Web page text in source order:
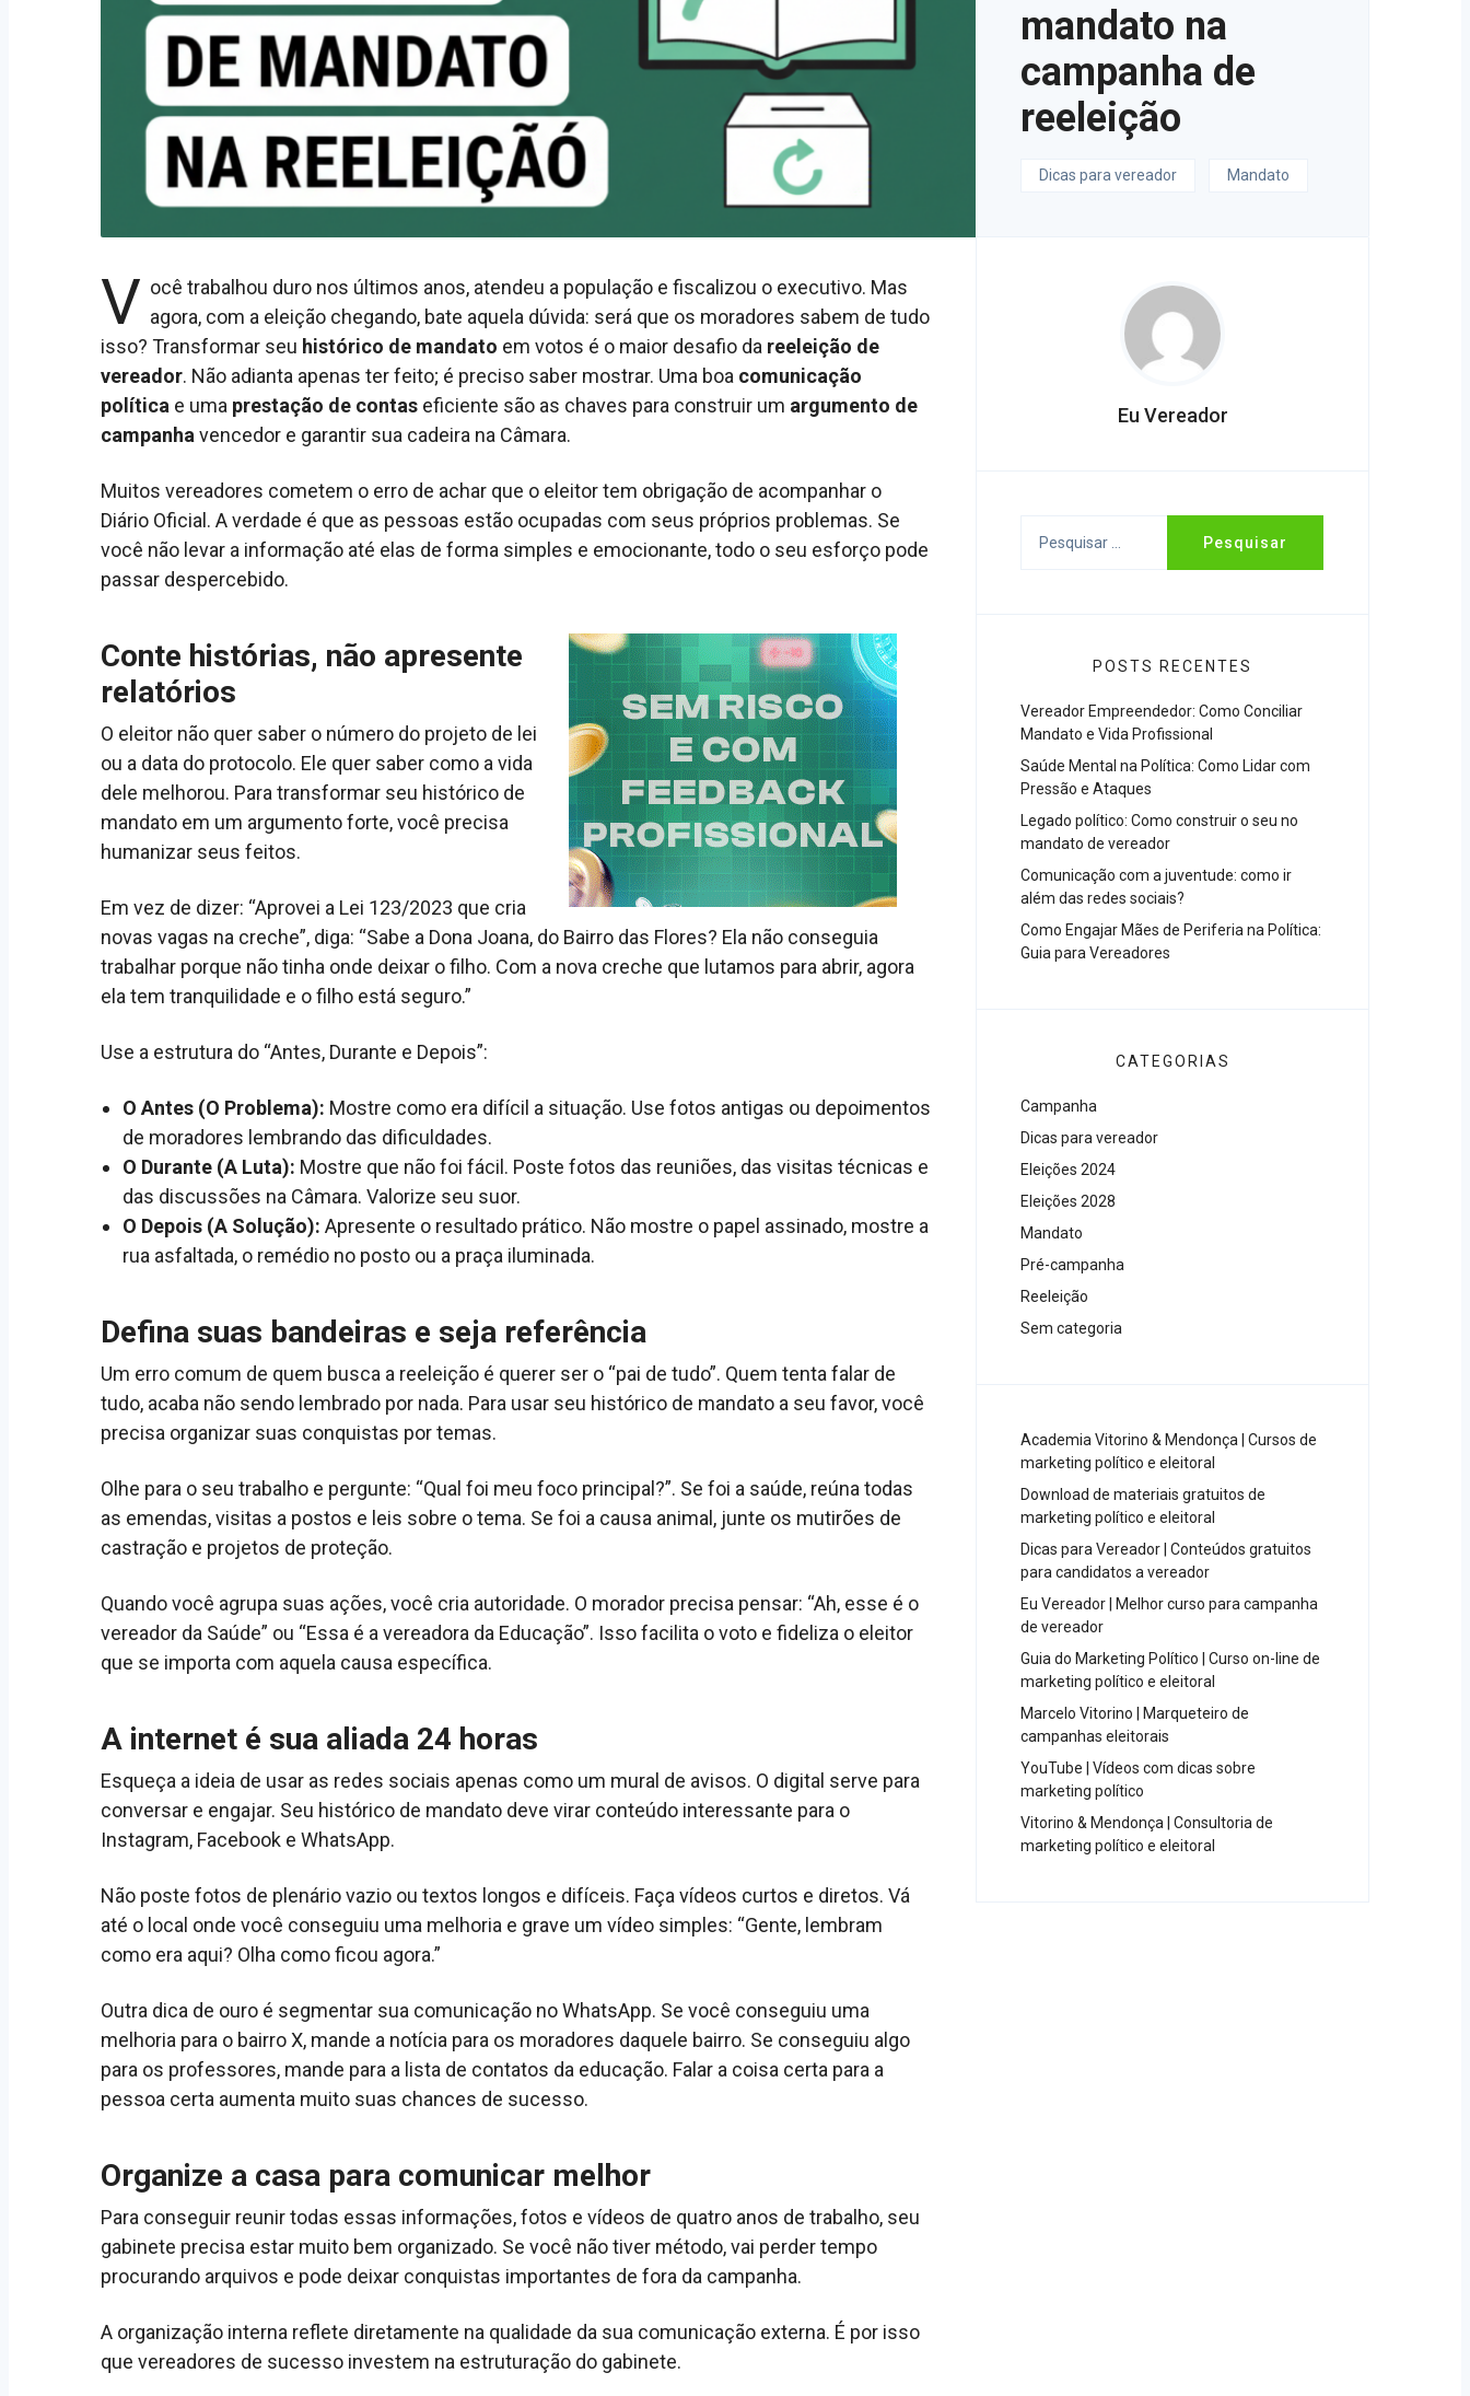
mandato na
campanha de
reeleição
Dicas para vereador Mandato
V ocê trabalhou duro nos últimos anos, atendeu a população e fiscalizou o executivo. Mas
agora, com a eleição chegando, bate aquela dúvida: será que os moradores sabem de tudo
isso? Transformar seu histórico de mandato em votos é o maior desafio da reeleição de
vereador. Não adianta apenas ter feito; é preciso saber mostrar. Uma boa comunicação
política e uma prestação de contas eficiente são as chaves para construir um argumento de
campanha vencedor e garantir sua cadeira na Câmara.
Muitos vereadores cometem o erro de achar que o eleitor tem obrigação de acompanhar o
Diário Oficial. A verdade é que as pessoas estão ocupadas com seus próprios problemas. Se
você não levar a informação até elas de forma simples e emocionante, todo o seu esforço pode
passar despercebido.
Conte histórias, não apresente
relatórios
O eleitor não quer saber o número do projeto de lei
ou a data do protocolo. Ele quer saber como a vida
dele melhorou. Para transformar seu histórico de
mandato em um argumento forte, você precisa
humanizar seus feitos.
Em vez de dizer: “Aprovei a Lei 123/2023 que cria
novas vagas na creche”, diga: “Sabe a Dona Joana, do Bairro das Flores? Ela não conseguia
trabalhar porque não tinha onde deixar o filho. Com a nova creche que lutamos para abrir, agora
ela tem tranquilidade e o filho está seguro.”
Use a estrutura do “Antes, Durante e Depois”:
O Antes (O Problema): Mostre como era difícil a situação. Use fotos antigas ou depoimentos
de moradores lembrando das dificuldades.
O Durante (A Luta): Mostre que não foi fácil. Poste fotos das reuniões, das visitas técnicas e
das discussões na Câmara. Valorize seu suor.
O Depois (A Solução): Apresente o resultado prático. Não mostre o papel assinado, mostre a
rua asfaltada, o remédio no posto ou a praça iluminada.
Defina suas bandeiras e seja referência
Um erro comum de quem busca a reeleição é querer ser o “pai de tudo”. Quem tenta falar de
tudo, acaba não sendo lembrado por nada. Para usar seu histórico de mandato a seu favor, você
precisa organizar suas conquistas por temas.
Olhe para o seu trabalho e pergunte: “Qual foi meu foco principal?”. Se foi a saúde, reúna todas
as emendas, visitas a postos e leis sobre o tema. Se foi a causa animal, junte os mutirões de
castração e projetos de proteção.
Quando você agrupa suas ações, você cria autoridade. O morador precisa pensar: “Ah, esse é o
vereador da Saúde” ou “Essa é a vereadora da Educação”. Isso facilita o voto e fideliza o eleitor
que se importa com aquela causa específica.
A internet é sua aliada 24 horas
Esqueça a ideia de usar as redes sociais apenas como um mural de avisos. O digital serve para
conversar e engajar. Seu histórico de mandato deve virar conteúdo interessante para o
Instagram, Facebook e WhatsApp.
Não poste fotos de plenário vazio ou textos longos e difíceis. Faça vídeos curtos e diretos. Vá
até o local onde você conseguiu uma melhoria e grave um vídeo simples: “Gente, lembram
como era aqui? Olha como ficou agora.”
Outra dica de ouro é segmentar sua comunicação no WhatsApp. Se você conseguiu uma
melhoria para o bairro X, mande a notícia para os moradores daquele bairro. Se conseguiu algo
para os professores, mande para a lista de contatos da educação. Falar a coisa certa para a
pessoa certa aumenta muito suas chances de sucesso.
Organize a casa para comunicar melhor
Para conseguir reunir todas essas informações, fotos e vídeos de quatro anos de trabalho, seu
gabinete precisa estar muito bem organizado. Se você não tiver método, vai perder tempo
procurando arquivos e pode deixar conquistas importantes de fora da campanha.
A organização interna reflete diretamente na qualidade da sua comunicação externa. É por isso
que vereadores de sucesso investem na estruturação do gabinete.
Eu Vereador
POSTS RECENTES
Vereador Empreendedor: Como Conciliar
Mandato e Vida Profissional
Saúde Mental na Política: Como Lidar com
Pressão e Ataques
Legado político: Como construir o seu no
mandato de vereador
Comunicação com a juventude: como ir
além das redes sociais?
Como Engajar Mães de Periferia na Política:
Guia para Vereadores
CATEGORIAS
Campanha
Dicas para vereador
Eleições 2024
Eleições 2028
Mandato
Pré-campanha
Reeleição
Sem categoria
Academia Vitorino & Mendonça | Cursos de
marketing político e eleitoral
Download de materiais gratuitos de
marketing político e eleitoral
Dicas para Vereador | Conteúdos gratuitos
para candidatos a vereador
Eu Vereador | Melhor curso para campanha
de vereador
Guia do Marketing Político | Curso on-line de
marketing político e eleitoral
Marcelo Vitorino | Marqueteiro de
campanhas eleitorais
YouTube | Vídeos com dicas sobre
marketing político
Vitorino & Mendonça | Consultoria de
marketing político e eleitoral